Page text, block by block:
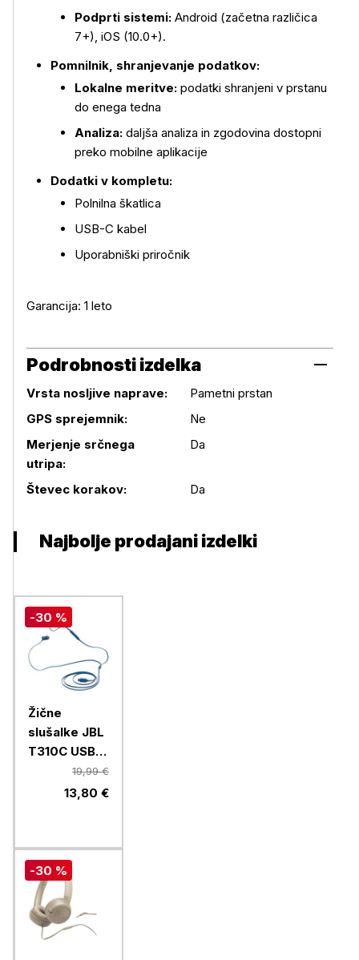
Podprti sistemi: Android (začetna različica
7+), iOS (10.0+).
Pomnilnik, shranjevanje podatkov:
Lokalne meritve: podatki shranjeni v prstanu
do enega tedna
Analiza: daljša analiza in zgodovina dostopni
preko mobilne aplikacije
Dodatki v kompletu:
Polnilna škatlica
USB-C kabel
Uporabniški priročnik
Garancija: 1 leto
Podrobnosti izdelka
Podrobnosti izdelka
Vrsta nosljive naprave:
Pametni prstan
GPS sprejemnik:
Ne
Merjenje srčnega
utripa:
Da
Števec korakov: Da
Najbolje prodajani izdelki
-30 %
Žične
slušalke JBL
T310C USB-
C, modre19,99 €
13,80 €
-30 %